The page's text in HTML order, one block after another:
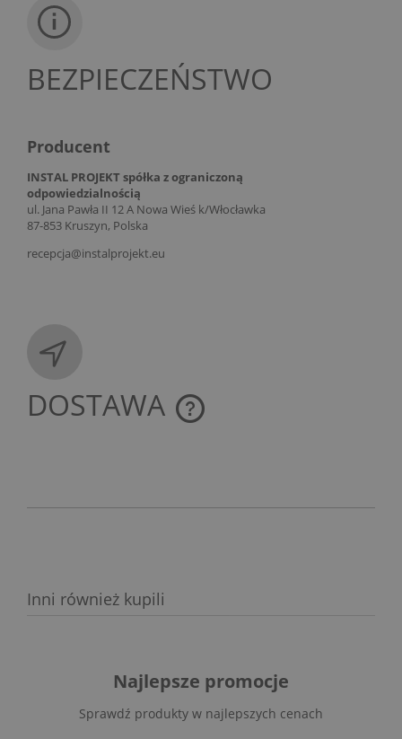
BEZPIECZEŃSTWO
Producent
INSTAL PROJEKT spółka z ograniczoną
odpowiedzialnością
ul. Jana Pawła II 12 A Nowa Wieś k/Włocławka
87-853 Kruszyn, Polska
recepcja@instalprojekt.eu
DOSTAWA
CENA NIE ZAWIERA EWENTUALNYCH KOSZTÓW
Inni również kupili
Najlepsze promocje
Sprawdź produkty w najlepszych cenach